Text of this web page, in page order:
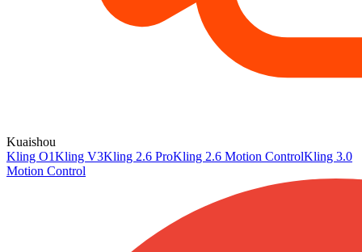
Kuaishou
Kling O1Kling V3Kling 2.6 ProKling 2.6 Motion ControlKling 3.0
Motion Control